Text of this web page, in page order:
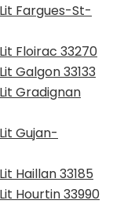
Fargues-St-
Floirac 33270
Galgon 33133
Gradignan
Gujan-
Haillan 33185
Hourtin 33990